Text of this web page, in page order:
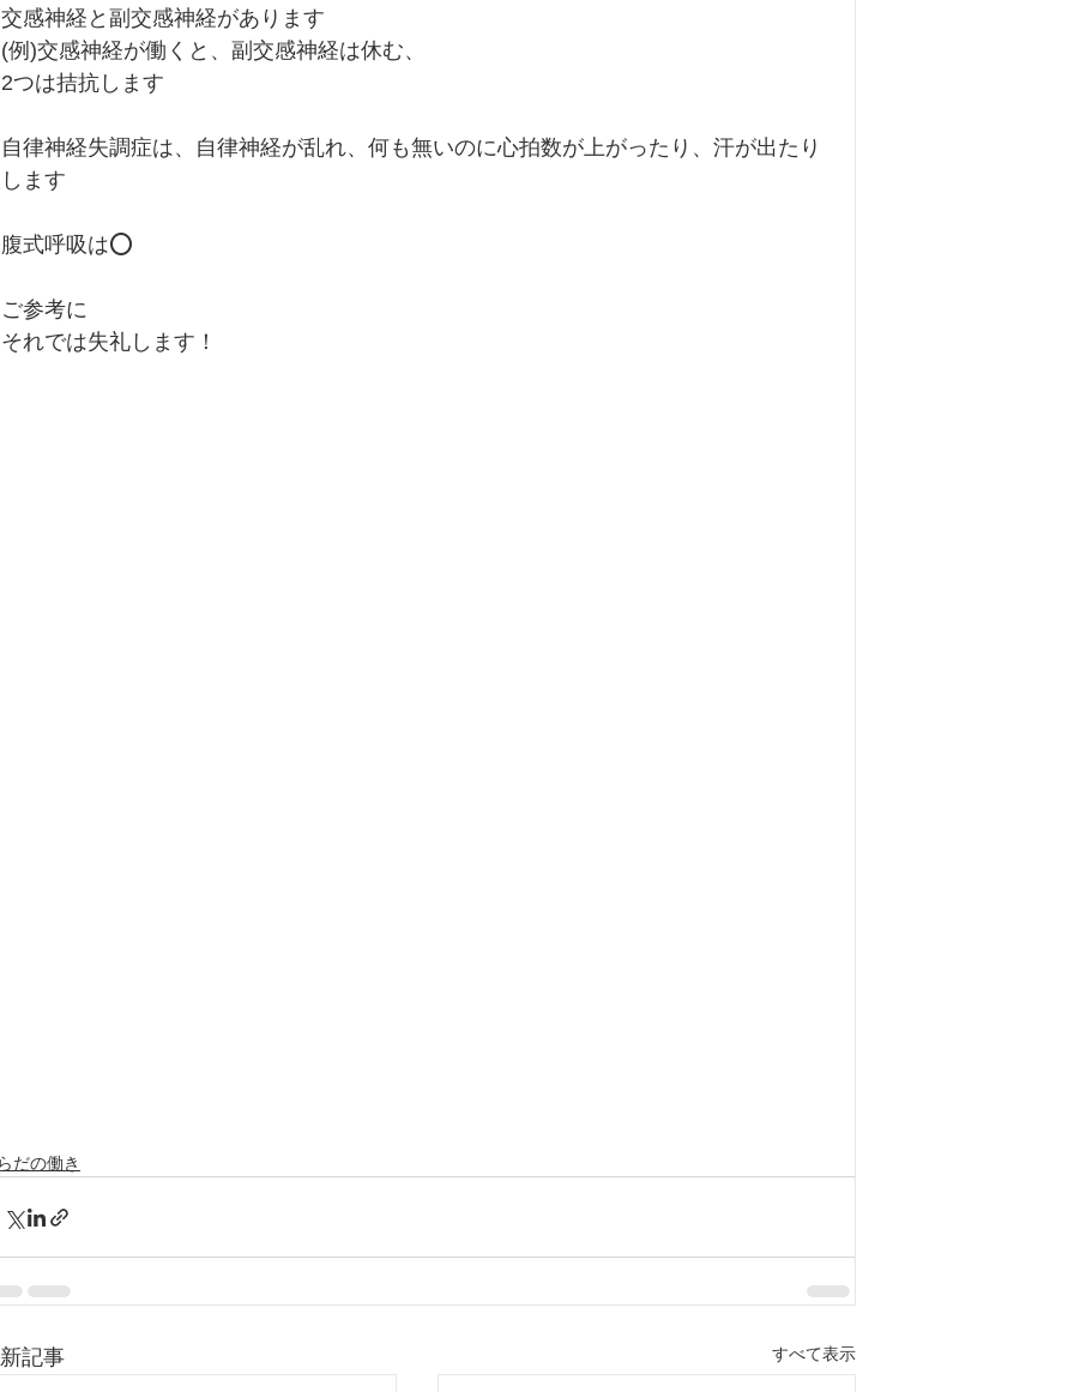
便秘、下痢、排尿異常 冷え性、のぼせ、むくみ
交感神経と副交感神経があります
(例)交感神経が働くと、副交感神経は休む、
2つは拮抗します
自律神経失調症は、自律神経が乱れ、何も無いのに心拍数が上がったり、汗が出たり
します
腹式呼吸は⭕️
ご参考に
それでは失礼します！
だの働き
記事 すべて表示